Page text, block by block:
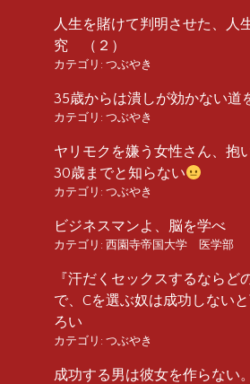
人生を賭けて判明させた、人
究 （２）
カテゴリ: つぶやき
35歳からは潰しが効かない道
カテゴリ: つぶやき
ヤリモクを嫌う女性さん、抱
30歳までと知らない
カテゴリ: つぶやき
ビジネスマンよ、脳を学べ
カテゴリ: 西園寺帝国大学 医学部
『汗だくセックスするならど
で、Cを選ぶ奴は成功しない
ろい
カテゴリ: つぶやき
成功する男は彼女を作らない